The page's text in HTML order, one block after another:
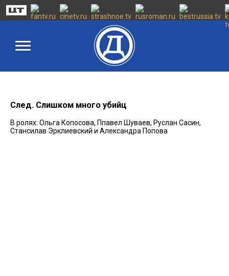
След. Слишком много убийц
В ролях: Ольга Копосова, Ппавел Шуваев, Руслан Сасин,
Стансилав Эрклиевский и Александра Попова